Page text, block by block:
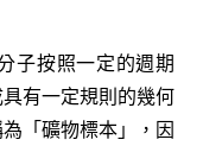
子按照一定的週期
有一定規則的幾何
「礦物標本」，因